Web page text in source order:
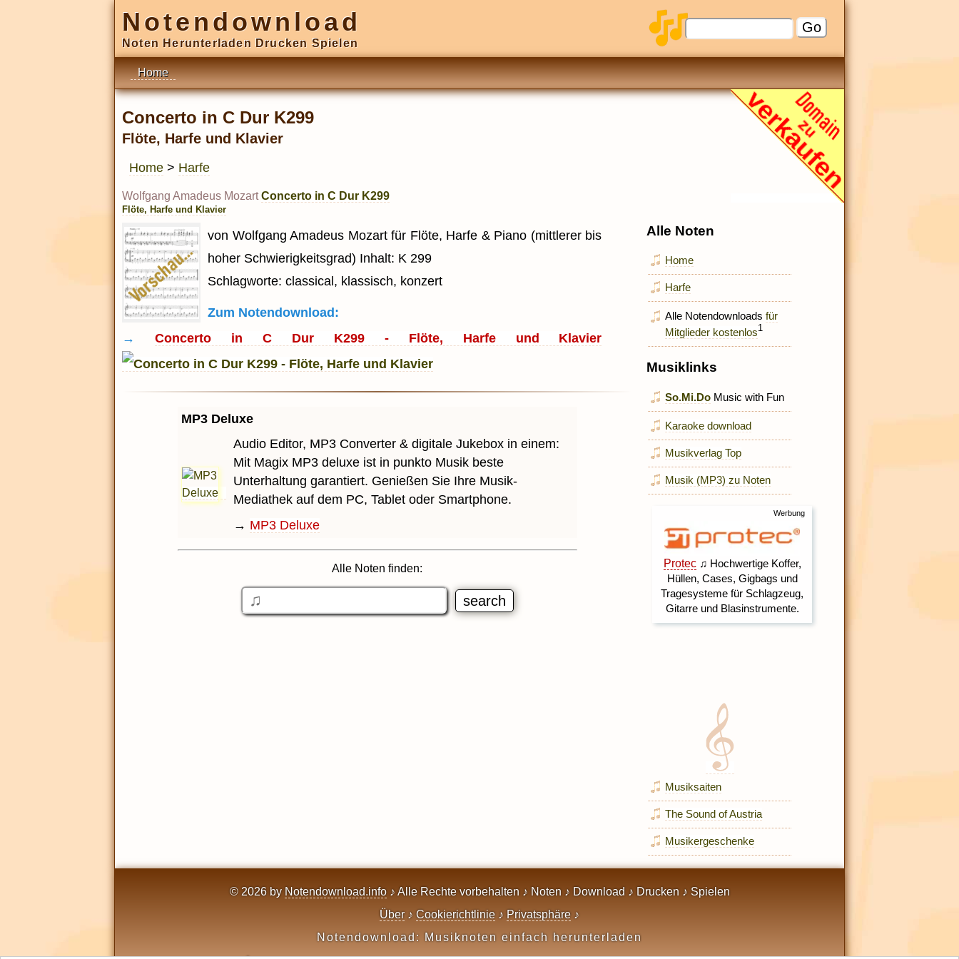
Notendownload
Noten Herunterladen Drucken Spielen
Home
Concerto in C Dur K299
Flöte, Harfe und Klavier
Home > Harfe
Wolfgang Amadeus Mozart Concerto in C Dur K299
Flöte, Harfe und Klavier
von Wolfgang Amadeus Mozart für Flöte, Harfe & Piano (mittlerer bis
hoher Schwierigkeitsgrad) Inhalt: K 299
Schlagworte: classical, klassisch, konzert
Zum Notendownload:
→ Concerto in C Dur K299 - Flöte, Harfe und Klavier
MP3 Deluxe
Audio Editor, MP3 Converter & digitale Jukebox in einem:
Mit Magix MP3 deluxe ist in punkto Musik beste
Unterhaltung garantiert. Genießen Sie Ihre Musik-
Mediathek auf dem PC, Tablet oder Smartphone.
→ MP3 Deluxe
Alle Noten finden:
Alle Noten
Home
Harfe
Alle Notendownloadsfür
Mitglieder kostenlos1
Musiklinks
So.Mi.Do Music with Fun
Karaoke download
Musikverlag Top
Musik (MP3) zu Noten
Musiksaiten
The Sound of Austria
Musikergeschenke
© 2026 by Notendownload.info♪ Alle Rechte vorbehalten ♪ Noten ♪ Download ♪ Drucken ♪ Spielen
Über ♪ Cookierichtlinie ♪ Privatsphäre ♪
Notendownload: Musiknoten einfach herunterladen